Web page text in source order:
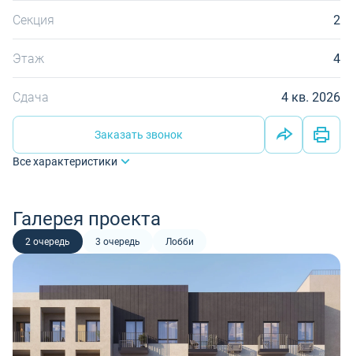
Секция 2
Этаж 4
Сдача 4 кв. 2026
Заказать звонок
Все характеристики
Галерея проекта
2 очередь 3 очередь Лобби